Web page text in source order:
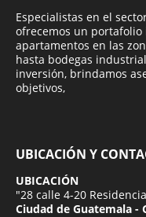
Especialistas en el
ofrecemos un portafolio
apartamentos en las
hasta bodegas
inversión, brindamos
objetivos,
UBICACIÓN Y
UBICACIÓN
"28 calle 4-20
Ciudad de Guatemala -